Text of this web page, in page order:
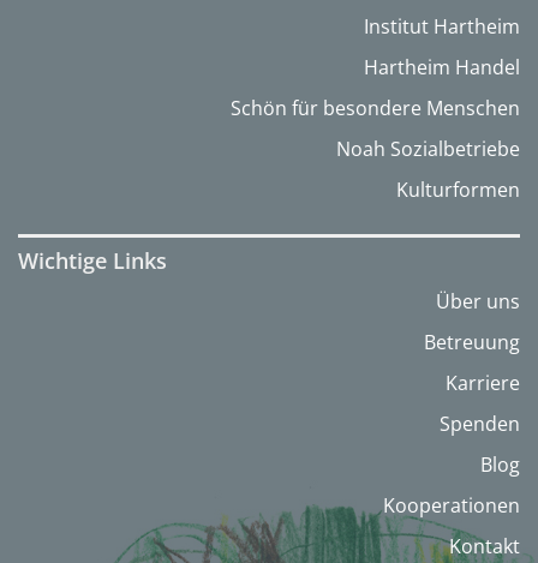
Institut Hartheim
Hartheim Handel
Schön für besondere Menschen
Noah Sozialbetriebe
Kulturformen
Wichtige Links
Über uns
Betreuung
Karriere
Spenden
Blog
Kooperationen
Kontakt